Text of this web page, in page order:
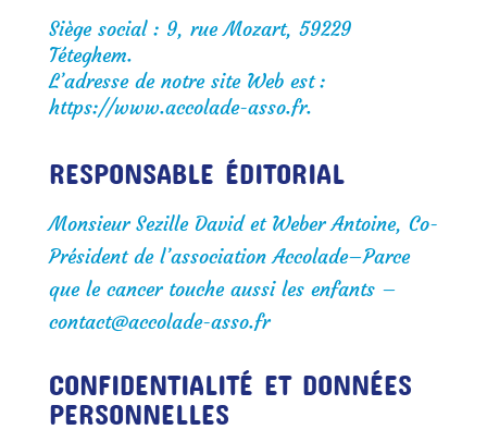
Siège social : 9, rue Mozart, 59229
Téteghem.
L’adresse de notre site Web est :
https://www.accolade-asso.fr.
RESPONSABLE ÉDITORIAL
Monsieur Sezille David et Weber Antoine, Co-
Président de l’association Accolade–Parce
que le cancer touche aussi les enfants –
contact@accolade-asso.fr
CONFIDENTIALITÉ ET DONNÉES
PERSONNELLES